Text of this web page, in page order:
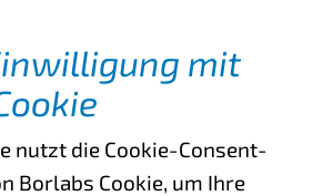
mit
nutzt die Cookie-Consent-
Borlabs Cookie, um Ihre